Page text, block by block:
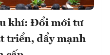
khí: Đổi mới tư
triển, đẩy mạnh